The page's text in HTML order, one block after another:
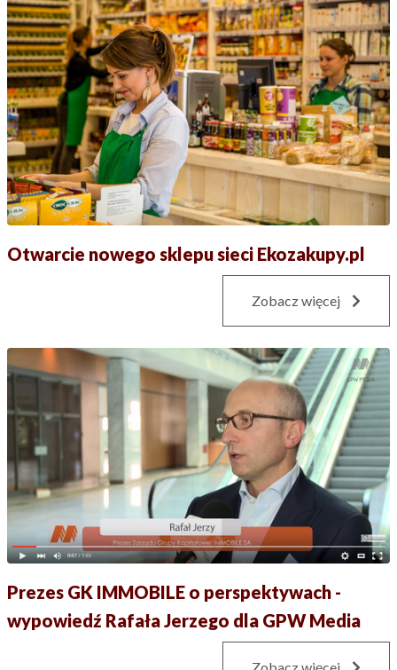
Otwarcie nowego sklepu sieci Ekozakupy.pl
Zobacz więcej
Prezes GK IMMOBILE o perspektywach -
wypowiedź Rafała Jerzego dla GPW Media